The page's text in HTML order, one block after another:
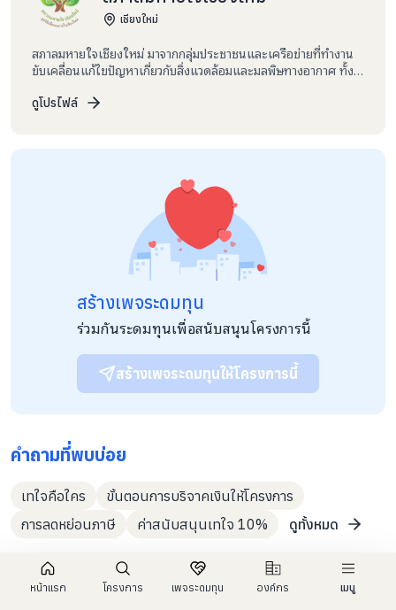
หน้าแรก โครงการ เพจระดมทุน องค์กร เมนู
เชียงใหม่
สภาลมหายใจเชียงใหม่ มาจากกลุ่มประชาชนและเครือข่ายที่ทำงาน
ขับเคลื่อนแก้ไขปัญหาเกี่ยวกับสิ่งแวดล้อมและมลพิษทางอากาศ ทั้ง
ว่าจังหวัดเชียงใหม่จะต้องรวมพลังของประชาชนให้เป็นเอกภาพ เพื่อ
เชียงใหม่และภาคเหนือมีอากาศหายใจที่สะอาดและปลอดภัยตลอด
ทั้งปี ภายใต้แนวคิด “เรามีลมหายใจเดียวกัน” สภาลมหายใจ
เชียงใหม่ก่อตั้งขึ้น เมื่อ วันที่ 9 กันยายน 2562 มีลักษณะเป็นองค์กร
เปิด สามารถขยายเครือข่ายความร่วมมือ ในการทำงานแก้ไขปัญหา
ฝุ่นควันและมลพิษทางอากาศ วิสัยทัศน์ "เชียงใหม่มีอากาศที่สะอาด
สร้างการเรียนรู้ร่วมกันเพื่อเปลี่ยนแปลงวิถีชีวิต และวิถีการผลิตที่
ยั่งยืนเพื่อลดปัญหาฝุ่นควันและมลพิษทางอากาศพัฒนาและผลักดัน
นโยบายสาธารณะบน ฐานข้อมูล และความรู้ในการแก้ไขปัญหาฝุ่น
ควัน และมลพิษทางอากาศในระดับท้องถิ่นระดับ จังหวัด,ระดับ
ภาค,ระดับประเทศ และระดับภูมิภาค" พันธกิจ "ประชาชนร่วมกัน
แก้ไขปัญหาฝุ่นควันและมลพิษทางอากาศอย่างบรูณาการ"
ดูโปรไฟล์
สร้างเพจระดมทุน
ร่วมกันระดมทุนเพื่อสนับสนุนโครงการนี้
สร้างเพจระดมทุนให้โครงการนี้
คำถามที่พบบ่อย
เทใจคือใคร
ขั้นตอนการบริจาคเงินให้โครงการ
การลดหย่อนภาษี
ค่าสนับสนุนเทใจ 10% ดูทั้งหมด